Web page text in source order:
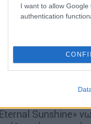
I want to allow
authentication
το βίντεο
Sunshine»